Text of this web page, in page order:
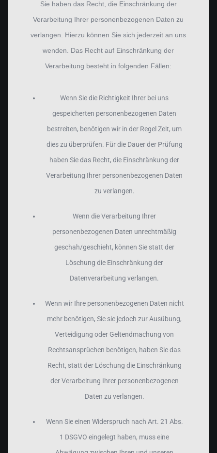
Sie haben das Recht, die Einschränkung der
Verarbeitung Ihrer personenbezogenen Daten zu
verlangen. Hierzu können Sie sich jederzeit an uns
wenden. Das Recht auf Einschränkung der
Verarbeitung besteht in folgenden Fällen:
Wenn Sie die Richtigkeit Ihrer bei uns
gespeicherten personenbezogenen Daten
bestreiten, benötigen wir in der Regel Zeit, um
dies zu überprüfen. Für die Dauer der Prüfung
haben Sie das Recht, die Einschränkung der
Verarbeitung Ihrer personenbezogenen Daten
zu verlangen.
Wenn die Verarbeitung Ihrer
personenbezogenen Daten unrechtmäßig
geschah/geschieht, können Sie statt der
Löschung die Einschränkung der
Datenverarbeitung verlangen.
Wenn wir Ihre personenbezogenen Daten nicht
mehr benötigen, Sie sie jedoch zur Ausübung,
Verteidigung oder Geltendmachung von
Rechtsansprüchen benötigen, haben Sie das
Recht, statt der Löschung die Einschränkung
der Verarbeitung Ihrer personenbezogenen
Daten zu verlangen.
Wenn Sie einen Widerspruch nach Art. 21 Abs.
1 DSGVO eingelegt haben, muss eine